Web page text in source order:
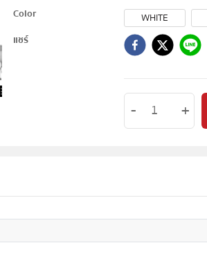
Color
WHITE
แชร์